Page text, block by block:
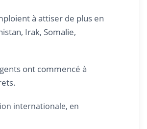
à attiser de plus en
Irak, Somalie,
ont commencé à
internationale, en